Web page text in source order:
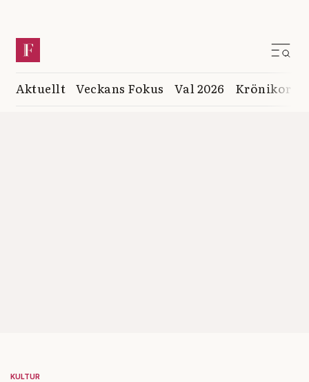
Aktuellt Veckans Fokus Val 2026 Krönikor
KULTUR